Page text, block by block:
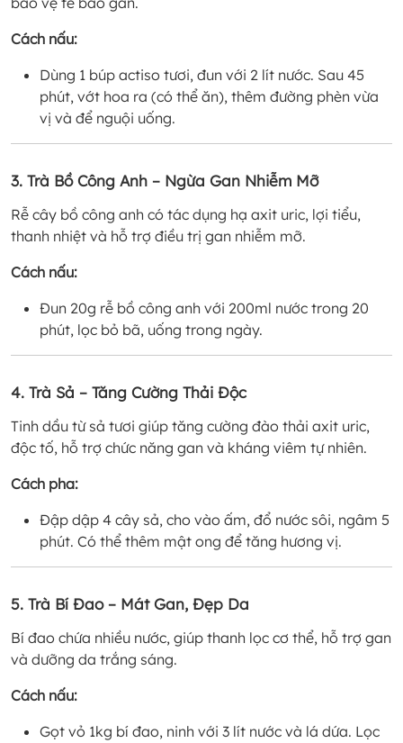
Cách nấu:
Dùng 1 búp actiso tươi, đun với 2 lít nước. Sau 45
phút, vớt hoa ra (có thể ăn), thêm đường phèn vừa
vị và để nguội uống.
3. Trà Bồ Công Anh – Ngừa Gan Nhiễm Mỡ
Rễ cây bồ công anh có tác dụng hạ axit uric, lợi tiểu,
thanh nhiệt và hỗ trợ điều trị gan nhiễm mỡ.
Cách nấu:
Đun 20g rễ bồ công anh với 200ml nước trong 20
phút, lọc bỏ bã, uống trong ngày.
4. Trà Sả – Tăng Cường Thải Độc
Tinh dầu từ sả tươi giúp tăng cường đào thải axit uric,
độc tố, hỗ trợ chức năng gan và kháng viêm tự nhiên.
Cách pha:
Đập dập 4 cây sả, cho vào ấm, đổ nước sôi, ngâm 5
phút. Có thể thêm mật ong để tăng hương vị.
5. Trà Bí Đao – Mát Gan, Đẹp Da
Bí đao chứa nhiều nước, giúp thanh lọc cơ thể, hỗ trợ gan
và dưỡng da trắng sáng.
Cách nấu:
Gọt vỏ 1kg bí đao, ninh với 3 lít nước và lá dứa. Lọc